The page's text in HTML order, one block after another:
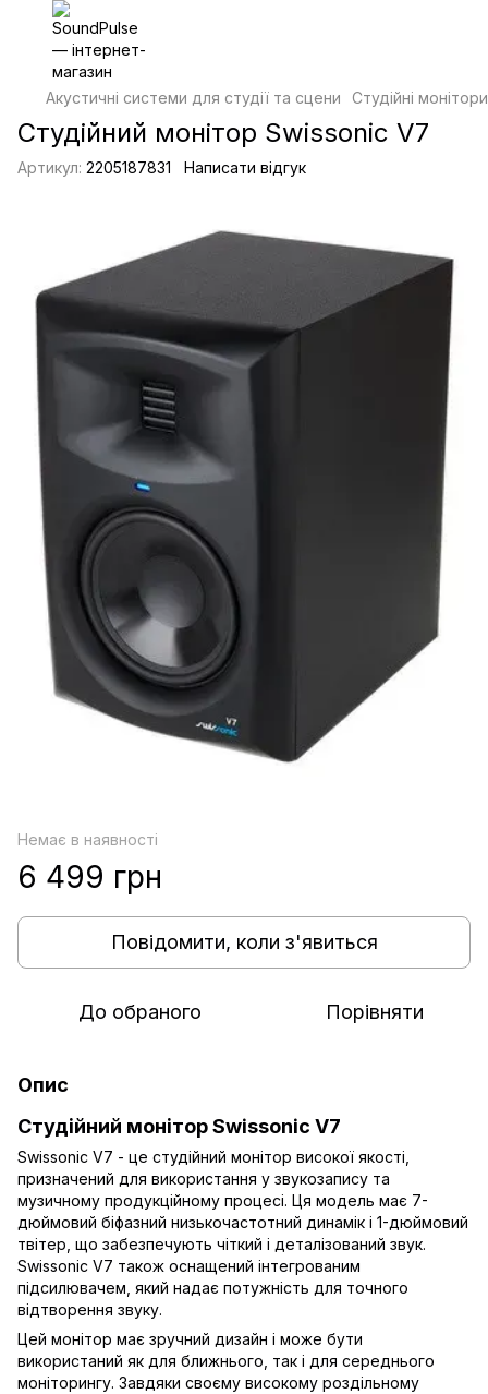
Акустичні системи для студії та сцени Студійні монітори
Студійний монітор Swissonic V7
Артикул: 2205187831 Написати відгук
Немає в наявності
6 499 грн
Повідомити, коли з'явиться
До обраного Порівняти
Опис
Студійний монітор Swissonic V7
Swissonic V7 - це студійний монітор високої якості,
призначений для використання у звукозапису та
музичному продукційному процесі. Ця модель має 7-
дюймовий біфазний низькочастотний динамік і 1-дюймовий
твітер, що забезпечують чіткий і деталізований звук.
Swissonic V7 також оснащений інтегрованим
підсилювачем, який надає потужність для точного
відтворення звуку.
Цей монітор має зручний дизайн і може бути
використаний як для ближнього, так і для середнього
моніторингу. Завдяки своєму високому роздільному